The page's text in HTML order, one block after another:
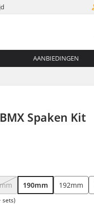
AANBIEDINGEN
Spaken Kit
190mm 192mm
sets)